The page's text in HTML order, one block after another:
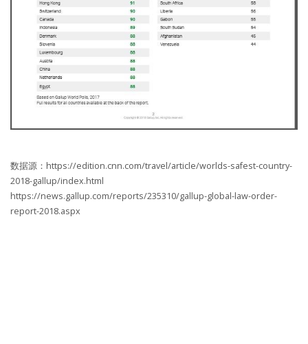
数据源：https://edition.cnn.com/travel/article/worlds-safest-country-
2018-gallup/index.html
https://news.gallup.com/reports/235310/gallup-global-law-order-
report-2018.aspx